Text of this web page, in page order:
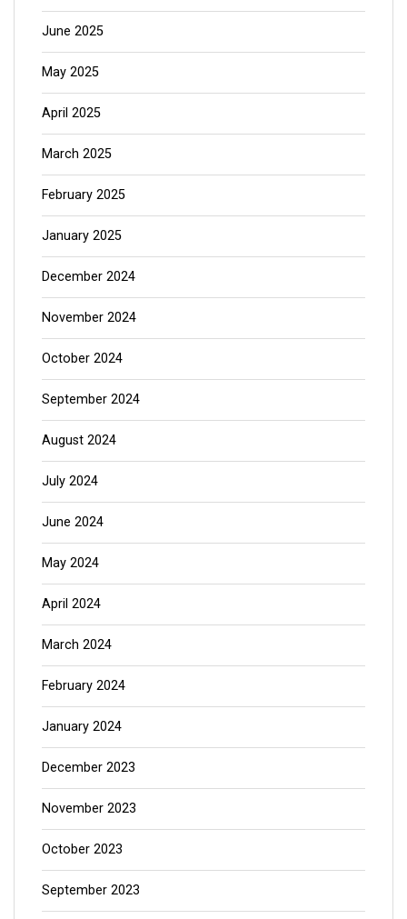
June 2025
May 2025
April 2025
March 2025
February 2025
January 2025
December 2024
November 2024
October 2024
September 2024
August 2024
July 2024
June 2024
May 2024
April 2024
March 2024
February 2024
January 2024
December 2023
November 2023
October 2023
September 2023